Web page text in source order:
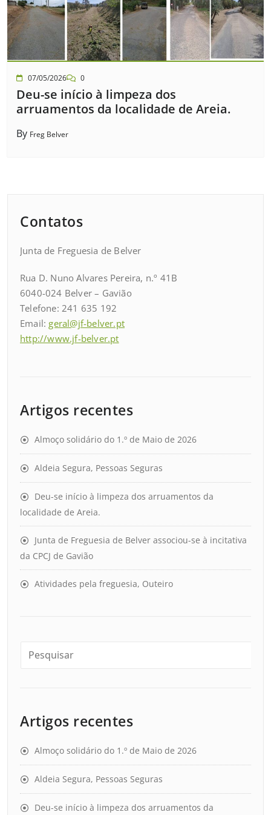
07/05/2026 0
Deu-se início à limpeza dos
arruamentos da localidade de Areia.
By Freg Belver
Contatos
Junta de Freguesia de Belver
Rua D. Nuno Alvares Pereira, n.º 41B
6040-024 Belver – Gavião
Telefone: 241 635 192
Email: geral@jf-belver.pt
http://www.jf-belver.pt
Artigos recentes
Almoço solidário do 1.º de Maio de 2026
Aldeia Segura, Pessoas Seguras
Deu-se início à limpeza dos arruamentos da
localidade de Areia.
Junta de Freguesia de Belver associou-se à incitativa
da CPCJ de Gavião
Atividades pela freguesia, Outeiro
Artigos recentes
Almoço solidário do 1.º de Maio de 2026
Aldeia Segura, Pessoas Seguras
Deu-se início à limpeza dos arruamentos da